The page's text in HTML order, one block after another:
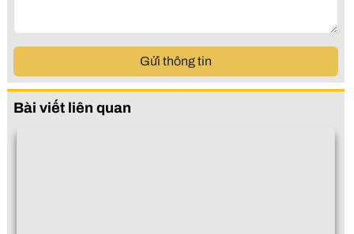
Gửi thông tin
Bài viết liên quan